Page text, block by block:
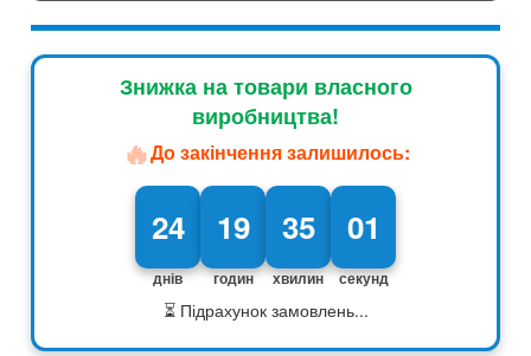
Знижка на товари власного
виробництва!
🔥До закінчення залишилось:
24
днів
19
годин
35
хвилин
00
секунд
⏳ Підрахунок замовлень...